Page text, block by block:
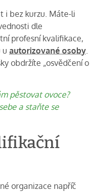
i bez kurzu. Máte-li
dle
profesní kvalifikace,
u autorizované osoby
obdržíte „osvědčení o
pěstovat ovoce?
a staňte se
organizace napříč